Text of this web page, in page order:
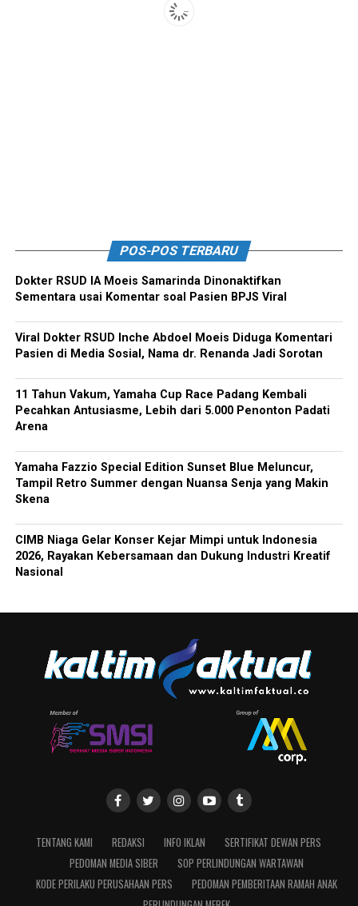
POS-POS TERBARU
Dokter RSUD IA Moeis Samarinda Dinonaktifkan
Sementara usai Komentar soal Pasien BPJS Viral
Viral Dokter RSUD Inche Abdoel Moeis Diduga Komentari
Pasien di Media Sosial, Nama dr. Renanda Jadi Sorotan
11 Tahun Vakum, Yamaha Cup Race Padang Kembali
Pecahkan Antusiasme, Lebih dari 5.000 Penonton Padati
Arena
Yamaha Fazzio Special Edition Sunset Blue Meluncur,
Tampil Retro Summer dengan Nuansa Senja yang Makin
Skena
CIMB Niaga Gelar Konser Kejar Mimpi untuk Indonesia
2026, Rayakan Kebersamaan dan Dukung Industri Kreatif
Nasional
TENTANG KAMI REDAKSI INFO IKLAN
SERTIFIKAT DEWAN PERS
PEDOMAN MEDIA SIBER
SOP PERLINDUNGAN WARTAWAN
KODE PERILAKU PERUSAHAAN PERS
PEDOMAN PEMBERITAAN RAMAH ANAK